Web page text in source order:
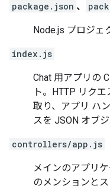
package.json 、
Node.js プロジェ
index.js
Chat 用アプリの
ト。HTTP リクエ
取り、アプリ ハ
スを JSON オブ
controllers/app.js
メインのアプリ
のメンションと